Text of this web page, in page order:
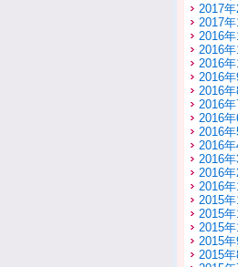
2017
2017
2016
2016
2016
2016
2016
2016
2016
2016
2016
2016
2016
2016
2015
2015
2015
2015
2015